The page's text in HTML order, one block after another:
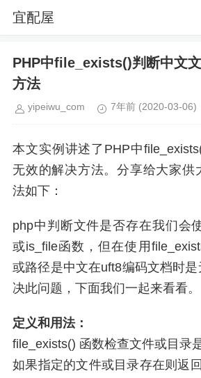
宜配屋
PHP中file_exists()判断中文
方法
yipeiwu_com 7年前 (2020-03-06)
本文实例讲述了PHP中
无效的解决方法。分享给大家供
法如下：
php中判断文件是否存在我们会
或is_file函数，但在使用
或路径是中文在uft8编码文档时
决此问题，下面我们一起来看看。
定义和用法：
file_exists() 函数检查文件或目录
如果指定的文件或目录存在则返